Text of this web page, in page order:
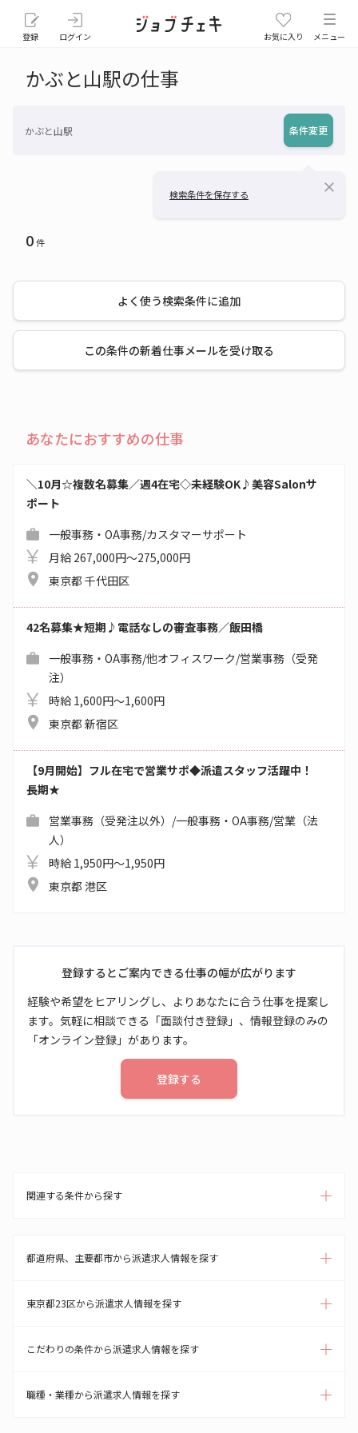
登録 ログイン お気に入り メニュー
かぶと山駅の仕事
かぶと山駅 条件変更
検索条件を保存する close
0件
よく使う検索条件に追加
この条件の新着仕事メールを受け取る
あなたにおすすめの仕事
＼10月☆複数名募集／週4在宅◇未経験OK♪美容Salonサ
ポート
一般事務・OA事務/カスタマーサポート
月給 267,000円～275,000円
東京都 千代田区
42名募集★短期♪電話なしの審査事務／飯田橋
一般事務・OA事務/他オフィスワーク/営業事務（受発
注）
時給 1,600円～1,600円
東京都 新宿区
【9月開始】フル在宅で営業サポ◆派遣スタッフ活躍中！
長期★
営業事務（受発注以外）/一般事務・OA事務/営業（法
人）
時給 1,950円～1,950円
東京都 港区
登録するとご案内できる仕事の幅が広がります
経験や希望をヒアリングし、よりあなたに合う仕事を提案し
ます。気軽に相談できる「面談付き登録」、情報登録のみの
「オンライン登録」があります。
登録する
関連する条件から探す
都道府県、主要都市から派遣求人情報を探す
東京都23区から派遣求人情報を探す
こだわりの条件から派遣求人情報を探す
職種・業種から派遣求人情報を探す